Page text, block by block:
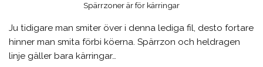
Spärrzoner är för kärringar
Ju tidigare man smiter över i denna lediga fil, desto fortare
hinner man smita förbi köerna. Spärrzon och heldragen
linje gäller bara kärringar…